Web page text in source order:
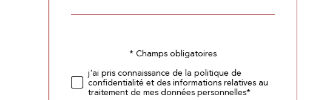
défaut
Validation* Champs obligatoires
j'ai pris connaissance de la politique de
confidentialité et des informations relatives au
traitement de mes données personnelles*